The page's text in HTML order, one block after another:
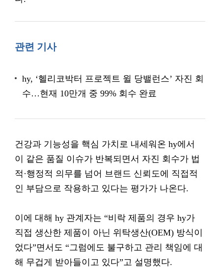
관련 기사
hy, ‘헬리코박터 프로젝트 윌 당밸런스’ 자진 회
수…현재 10만개 중 99% 회수 완료
건강과 기능성을 핵심 가치로 내세워온 hy에서
이 같은 품질 이슈가 반복되면서 자진 회수가 법
적·행정적 의무를 넘어 브랜드 신뢰도에 직접적
인 부담으로 작용하고 있다는 평가가 나온다.
이에 대해 hy 관계자는 “비락 제품의 경우 hy가
직접 생산한 제품이 아닌 위탁생산(OEM) 방식이
었다”면서도 “그럼에도 불구하고 관리 책임에 대
해 무겁게 받아들이고 있다”고 설명했다.